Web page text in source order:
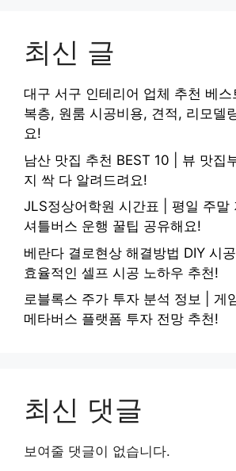
최신 글
대구 서구 인테리어 업체 추천 베
복층, 원룸 시공비용, 견적, 리모델
요!
남산 맛집 추천 BEST 10 | 뷰 맛집
지 싹 다 알려드려요!
JLS정상어학원 시간표 | 평일 주말
셔틀버스 운행 꿀팁 공유해요!
베란다 결로현상 해결방법 DIY 시
효율적인 셀프 시공 노하우 추천!
로블록스 주가 투자 분석 정보 | 게
메타버스 플랫폼 투자 전망 추천!
최신 댓글
보여줄 댓글이 없습니다.